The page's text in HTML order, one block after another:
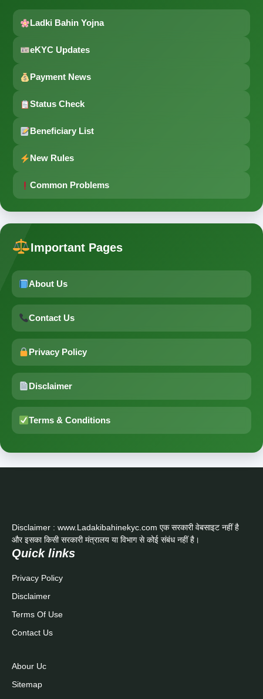
Ladki Bahin Yojna
eKYC Updates
Payment News
Status Check
Beneficiary List
New Rules
Common Problems
Important Pages
About Us
Contact Us
Privacy Policy
Disclaimer
Terms & Conditions
Disclaimer : www.Ladakibahinekyc.com एक सरकारी वेबसाइट नहीं है
और इसका किसी सरकारी मंत्रालय या विभाग से कोई संबंध नहीं है।
Quick links
Privacy Policy
Disclaimer
Terms Of Use
Contact Us
Abour Uc
Sitemap